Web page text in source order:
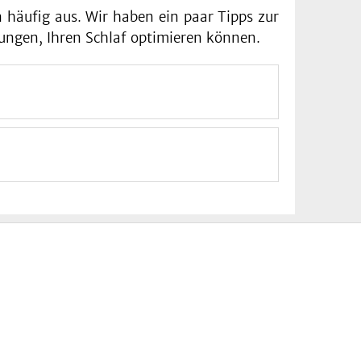
häufig aus. Wir haben ein paar Tipps zur
Ihren Schlaf optimieren können.
Bett
erfolgt